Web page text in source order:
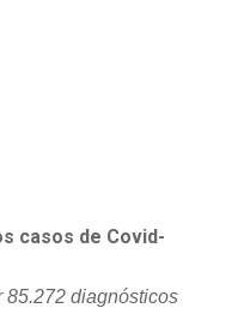
casos de Covid-
85.272 diagnósticos